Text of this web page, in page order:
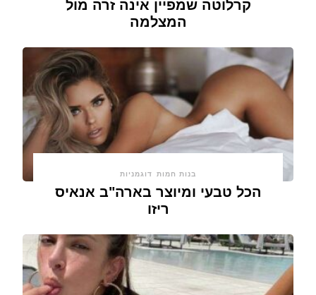
קרלוטה שמפיין אינה זרה מול
המצלמה
בנות חמות דוגמניות
הכל טבעי ומיוצר בארה"ב אנאיס
ריזו